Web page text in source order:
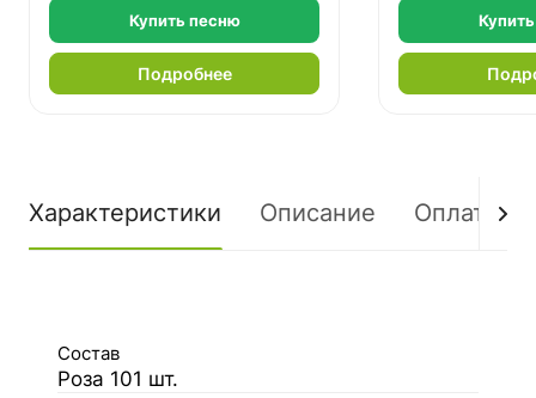
Купить песню
Подробнее
Характеристики Описание Оплата
Состав
Роза 101 шт.